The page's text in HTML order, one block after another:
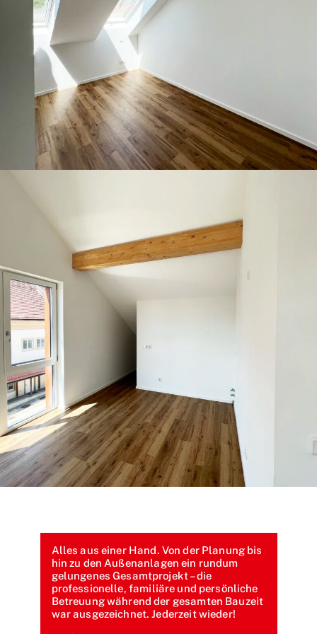
Alles aus einer Hand. Von der Planung bis
hin zu den Außenanlagen ein rundum
gelungenes Gesamtprojekt – die
professionelle, familiäre und persönliche
Betreuung während der gesamten Bauzeit
war ausgezeichnet. Jederzeit wieder!